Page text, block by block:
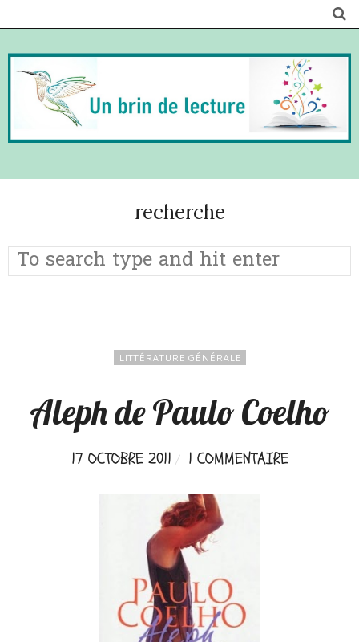
recherche
LITTÉRATURE GÉNÉRALE
Aleph de Paulo Coelho
17 OCTOBRE 2011 1 COMMENTAIRE